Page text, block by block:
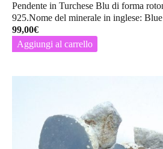
Pendente in Turchese Blu di forma
925.Nome del minerale in inglese:
99,00€
Aggiungi al carrello